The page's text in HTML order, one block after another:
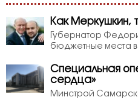
Как Меркушкин,
Губернатор
бюджетные места в
Специальная
сердца»
Минстрой